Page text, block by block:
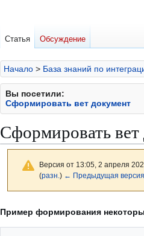
Начало > База знаний по
Вы посетили:
Сформировать вет документ
Сформировать
Версия от 13:05, 2 апреля
(разн. ) ← Предыдущая версия
Перейти
Перейти
Пример формирования
Статья Обсуждение